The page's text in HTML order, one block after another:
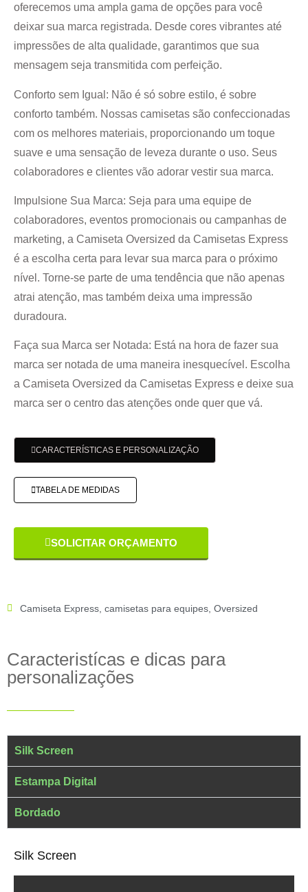
oferecemos uma ampla gama de opções para você
deixar sua marca registrada. Desde cores vibrantes até
impressões de alta qualidade, garantimos que sua
mensagem seja transmitida com perfeição.
Conforto sem Igual: Não é só sobre estilo, é sobre
conforto também. Nossas camisetas são confeccionadas
com os melhores materiais, proporcionando um toque
suave e uma sensação de leveza durante o uso. Seus
colaboradores e clientes vão adorar vestir sua marca.
Impulsione Sua Marca: Seja para uma equipe de
colaboradores, eventos promocionais ou campanhas de
marketing, a Camiseta Oversized da Camisetas Express
é a escolha certa para levar sua marca para o próximo
nível. Torne-se parte de uma tendência que não apenas
atrai atenção, mas também deixa uma impressão
duradoura.
Faça sua Marca ser Notada: Está na hora de fazer sua
marca ser notada de uma maneira inesquecível. Escolha
a Camiseta Oversized da Camisetas Express e deixe sua
marca ser o centro das atenções onde quer que vá.
CARACTERÍSTICAS E PERSONALIZAÇÃO
TABELA DE MEDIDAS
SOLICITAR ORÇAMENTO
Camiseta Express camisetas para equipes Oversized
Caracteristícas e dicas para
personalizações
Silk Screen
Estampa Digital
Bordado
Silk Screen